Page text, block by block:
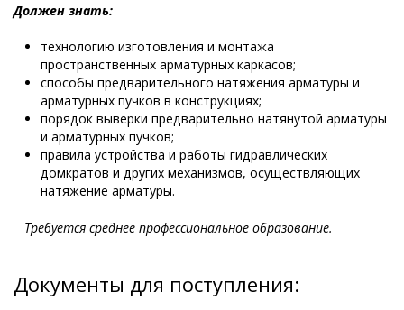
Должен знать:
технологию изготовления и монтажа
пространственных арматурных каркасов;
способы предварительного натяжения арматуры и
арматурных пучков в конструкциях;
порядок выверки предварительно натянутой арматуры
и арматурных пучков;
правила устройства и работы гидравлических
домкратов и других механизмов, осуществляющих
натяжение арматуры.
Требуется среднее профессиональное образование.
Документы для поступления: